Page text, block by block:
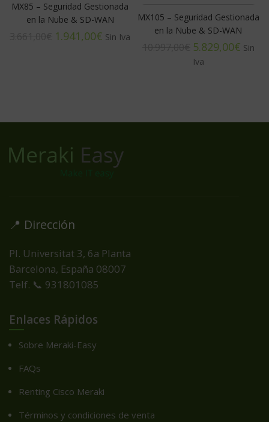
MX85 – Seguridad Gestionada
en la Nube & SD-WAN
1.941,00€
MX105 – Seguridad Gestionada
en la Nube & SD-WAN
5.829,00€
📍 Dirección
Pl. Universitat 3, 6a Planta
Barcelona, España 08007
Telf. 📞 931801085
Enlaces Rápidos
Sobre Meraki-Easy
FAQs
Renting Cisco Meraki
Términos y condiciones de venta